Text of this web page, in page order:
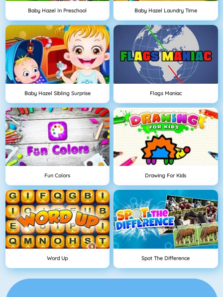
Baby Hazel In Preschool Baby Hazel Laundry Time
Baby Hazel Sibling Surprise Flags Maniac
Fun Colors Drawing For Kids
Word Up Spot The Difference